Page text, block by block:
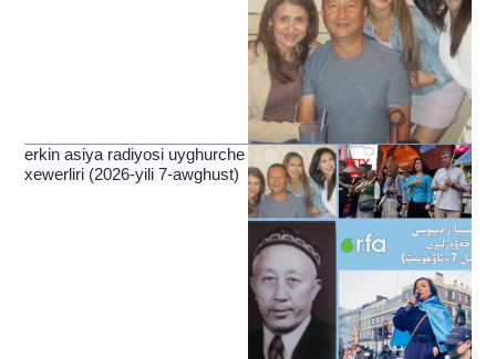
erkin asiya radiyosi uyghurche
xewerliri (2026-yili 7-awghust)